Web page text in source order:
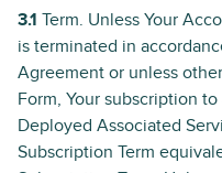
3.1 Term. Unless Your
is terminated in
Agreement or unless
Form, Your subscription
Deployed Associated
Subscription Term